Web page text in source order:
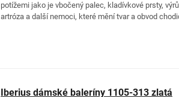
potížemi jako je vbočený palec, kladívkové prsty,
artróza a další nemoci, které mění tvar a obvod
Iberius dámské baleríny 1105-313 zlatá